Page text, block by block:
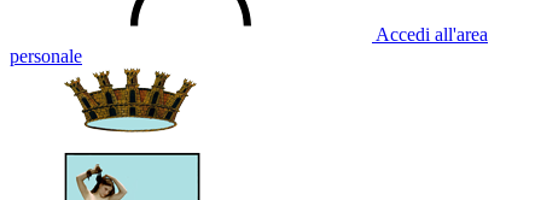
Accedi all'area
personale